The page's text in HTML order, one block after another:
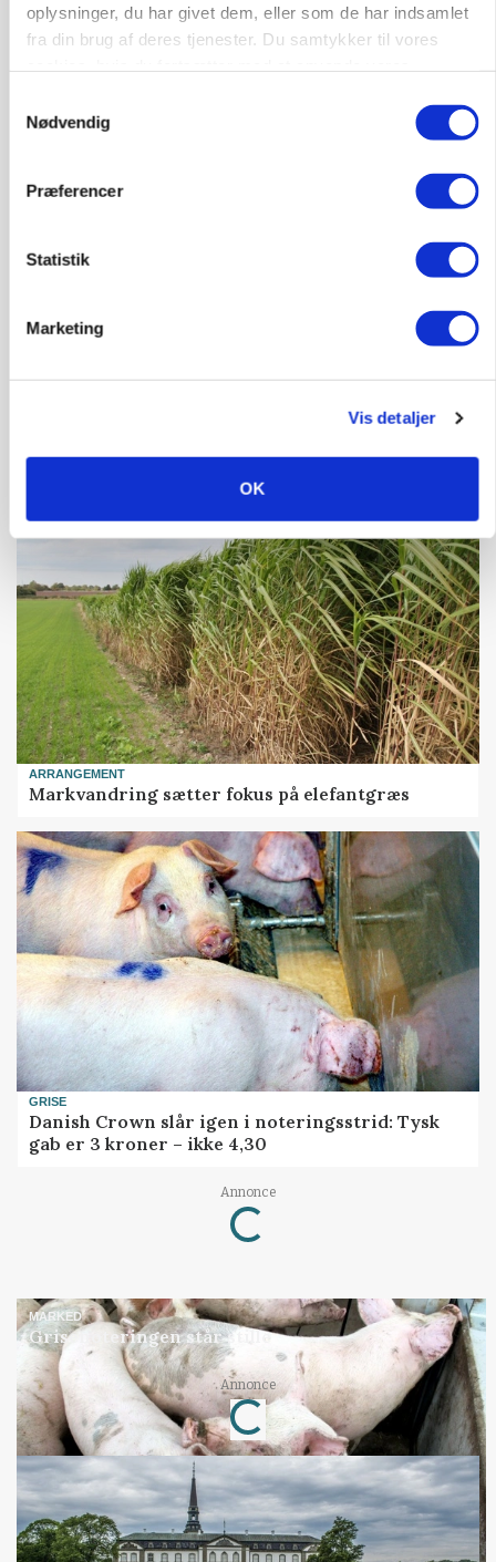
oplysninger, du har givet dem, eller som de har indsamlet
fra din brug af deres tjenester. Du samtykker til vores
Nødvendig
Præferencer
Statistik
Marketing
Vis detaljer
OK
HØST-TOUR
PLANTER
18 montører står klar i høsten: Sådan holder PN
ARRANGEMENT
Markvandring sætter fokus på elefantgræs
GRISE
Danish Crown slår igen i noteringsstrid: Tysk
gab er 3 kroner – ikke 4,30
Annonce
Loading...
MARKED
Grisenoteringen står stille
Annonce
Loading...